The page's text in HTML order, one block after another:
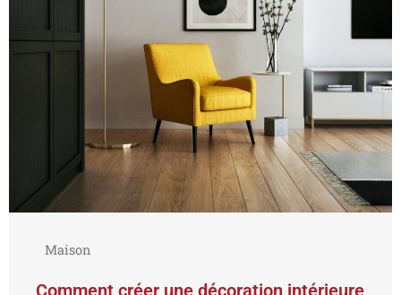
Maison
Comment créer une décoration intérieure